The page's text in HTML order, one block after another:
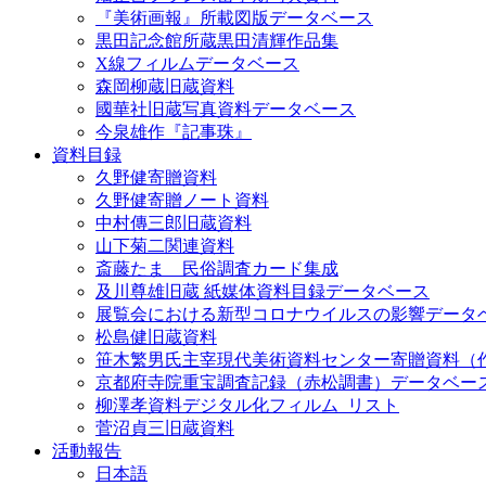
『美術画報』所載図版データベース
黒田記念館所蔵黒田清輝作品集
X線フィルムデータベース
森岡柳蔵旧蔵資料
國華社旧蔵写真資料データベース
今泉雄作『記事珠』
資料目録
久野健寄贈資料
久野健寄贈ノート資料
中村傳三郎旧蔵資料
山下菊二関連資料
斎藤たま 民俗調査カード集成
及川尊雄旧蔵 紙媒体資料目録データベース
展覧会における新型コロナウイルスの影響データ
松島健旧蔵資料
笹木繁男氏主宰現代美術資料センター寄贈資料（
京都府寺院重宝調査記録（赤松調書）データベー
柳澤孝資料デジタル化フィルム_リスト
菅沼貞三旧蔵資料
活動報告
日本語